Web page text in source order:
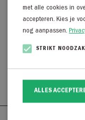
Yaya Fijngebreide
gestreepte trui
BEIGE
59,95
met alle cookies in
accepteren. Kies je
nog aanpassen.
STRIKT
ALLES